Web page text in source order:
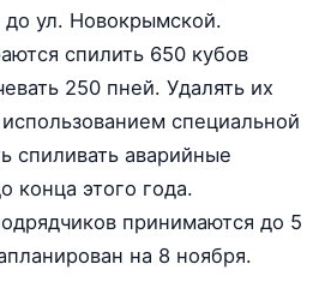
ул. Новокрымской.
спилить 650 кубов
250 пней. Удалять их
специальной
спиливать аварийные
конца этого года.
принимаются до 5
на 8 ноября.